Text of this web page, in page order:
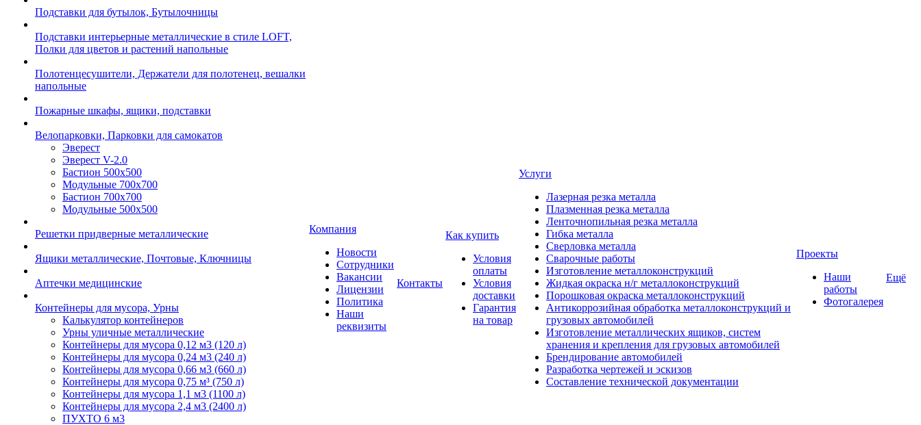
Подставки для бутылок, Бутылочницы
Подставки интерьерные металлические в стиле LOFT,
Полки для цветов и растений напольные
Полотенцесушители, Держатели для полотенец, вешалки
напольные
Пожарные шкафы, ящики, подставки
Велопарковки, Парковки для самокатов
Эверест
Эверест V-2.0
Бастион 500х500
Модульные 700х700
Бастион 700х700
Модульные 500х500
Решетки придверные металлические
Ящики металлические, Почтовые, Ключницы
Аптечки медицинские
Контейнеры для мусора, Урны
Калькулятор контейнеров
Урны уличные металлические
Контейнеры для мусора 0,12 м3 (120 л)
Контейнеры для мусора 0,24 м3 (240 л)
Контейнеры для мусора 0,66 м3 (660 л)
Контейнеры для мусора 0,75 м³ (750 л)
Контейнеры для мусора 1,1 м3 (1100 л)
Контейнеры для мусора 2,4 м3 (2400 л)
ПУХТО 6 м3
Компания
Новости
Сотрудники
Вакансии
Лицензии
Политика
Наши
реквизиты
Контакты
Как купить
Условия
оплаты
Условия
доставки
Гарантия
на товар
Услуги
Лазерная резка металла
Плазменная резка металла
Ленточнопильная резка металла
Гибка металла
Сверловка металла
Сварочные работы
Изготовление металлоконструкций
Жидкая окраска н/г металлоконструкций
Порошковая окраска металлоконструкций
Антикоррозийная обработка металлоконструкций и
грузовых автомобилей
Изготовление металлических ящиков, систем
хранения и крепления для грузовых автомобилей
Брендирование автомобилей
Разработка чертежей и эскизов
Составление технической документации
Проекты
Наши
работы
Фотогалерея
Ещё